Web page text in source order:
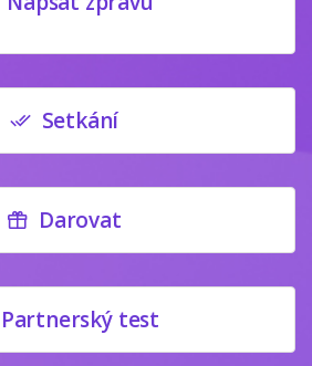
Setkání
Darovat
Partnerský test